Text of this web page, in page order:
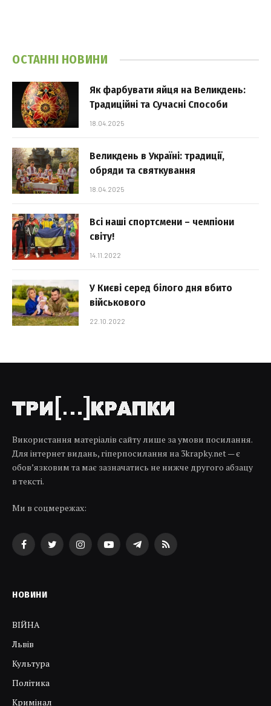
ОСТАННІ НОВИНИ
Як фарбувати яйця на Великдень:
Традиційні та Сучасні Способи
18.04.2025
Великдень в Україні: традиції,
обряди та святкування
18.04.2025
Всі наші спортсмени – чемпіони
світу!
14.11.2022
У Києві серед білого дня вбито
військового
22.10.2022
Використання матеріалів сайту лише за умови посилання.
Для інтернет видань, гіперпосилання на 3krapky.net — є
обов’язковим та має зазначатись не нижче другого абзацу
в тексті.
Ми в соцмережах:
FacebookTwitterInstagramYouTubeTelegramRSS
НОВИНИ
ВІЙНА
Львів
Культура
Політика
Кримінал